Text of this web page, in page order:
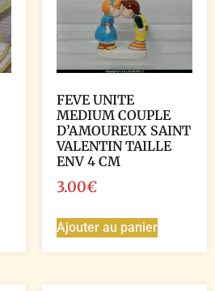
FEVE UNITE
MEDIUM COUPLE
D’AMOUREUX SAINT
VALENTIN TAILLE
ENV 4 CM
3.00€
Ajouter au panier